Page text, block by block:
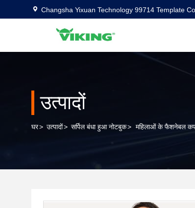
Changsha Yixuan Technology 99714 Template
उत्पादों
घर> उत्पादों> सर्पिल बंधा हुआ नोटबुक> महिलाओं के फैशनेबल